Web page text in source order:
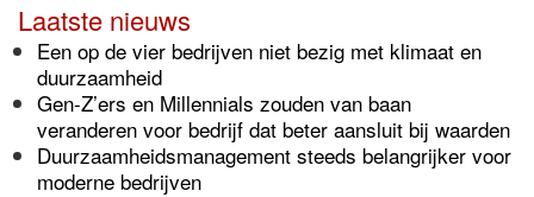
Laatste nieuws
Een op de vier bedrijven niet bezig met klimaat en
duurzaamheid
Gen-Z’ers en Millennials zouden van baan
veranderen voor bedrijf dat beter aansluit bij waarden
Duurzaamheidsmanagement steeds belangrijker voor
moderne bedrijven